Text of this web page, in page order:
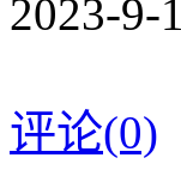
2023-9-
评论(0)